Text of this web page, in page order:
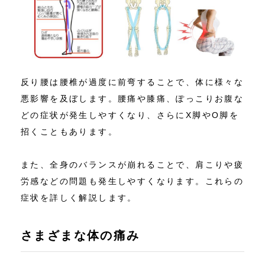
反り腰は腰椎が過度に前弯することで、体に様々な
悪影響を及ぼします。腰痛や膝痛、ぽっこりお腹な
どの症状が発生しやすくなり、さらにX脚やO脚を
招くこともあります。
また、全身のバランスが崩れることで、肩こりや疲
労感などの問題も発生しやすくなります。これらの
症状を詳しく解説します。
さまざまな体の痛み